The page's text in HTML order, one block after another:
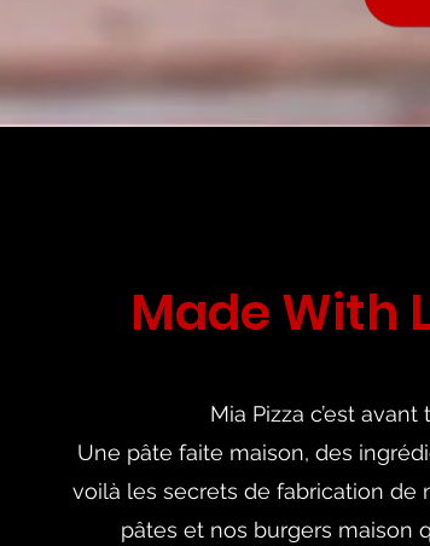
Made With
Mia Pizza c’est
Une pâte faite maison, des
voilà les secrets de fabrication de
pâtes et nos burgers maison